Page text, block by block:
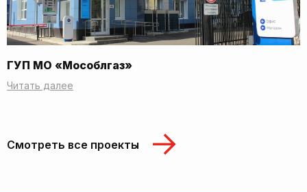
ГУП МО «Мособлгаз»
Читать далее
Смотреть все проекты